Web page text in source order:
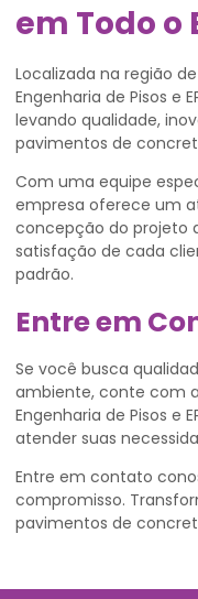
em Todo o
Localizada na região
Engenharia de Pisos e
levando qualidade,
pavimentos de
Com uma equipe
empresa oferece um
concepção do projeto
satisfação de cada
padrão.
Entre em
Se você busca
ambiente, conte com a
Engenharia de Pisos e
atender suas
Entre em contato
compromisso.
pavimentos de